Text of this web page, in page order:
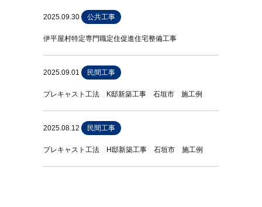
2025.09.30 公共工事
伊平屋村特定専門職定住促進住宅整備工事
2025.09.01 民間工事
プレキャスト工法 K邸新築工事 石垣市 施工例
2025.08.12 民間工事
プレキャスト工法 H邸新築工事 石垣市 施工例